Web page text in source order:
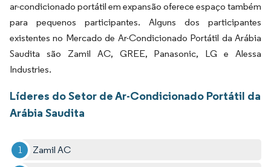
ar-condicionado portátil em expansão oferece espaço também
para pequenos participantes. Alguns dos participantes
existentes no Mercado de Ar-Condicionado Portátil da Arábia
Saudita são Zamil AC, GREE, Panasonic, LG e Alessa
Industries.
Líderes do Setor de Ar-Condicionado Portátil da
Arábia Saudita
Zamil AC